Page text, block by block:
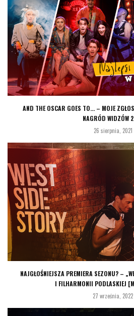
AND THE OSCAR GOES TO… – MOJE
NAGRÓD WIDZÓW
26 sierpnia, 2021
NAJGŁOŚNIEJSZA PREMIERA SEZONU? –
I FILHARMONII PODLASKIEJ
27 września, 2022